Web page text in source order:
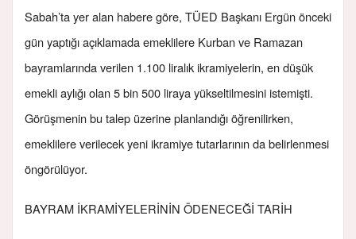
Sabah’ta yer alan habere göre, TÜED Başkanı Ergün önceki
gün yaptığı açıklamada emeklilere Kurban ve Ramazan
bayramlarında verilen 1.100 liralık ikramiyelerin, en düşük
emekli aylığı olan 5 bin 500 liraya yükseltilmesini istemişti.
Görüşmenin bu talep üzerine planlandığı öğrenilirken,
emeklilere verilecek yeni ikramiye tutarlarının da belirlenmesi
öngörülüyor.
BAYRAM İKRAMİYELERİNİN ÖDENECEĞİ TARİH